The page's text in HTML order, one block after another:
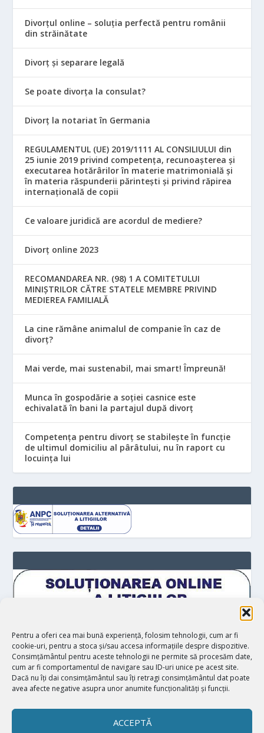
Pentru a oferi cea mai bună experiență, folosim tehnologii, cum ar fi
cookie-uri, pentru a stoca și/sau accesa informațiile despre dispozitive.
Consimțământul pentru aceste tehnologii ne permite să procesăm date,
cum ar fi comportamentul de navigare sau ID-uri unice pe acest site.
Dacă nu îți dai consimțământul sau îți retragi consimțământul dat poate
avea afecte negative asupra unor anumite funcționalități și funcții.
ACCEPTĂ
Divorțul online – soluția perfectă pentru românii
din străinătate
Divorț și separare legală
Se poate divorța la consulat?
Divorț la notariat în Germania
REGULAMENTUL (UE) 2019/1111 AL CONSILIULUI din
25 iunie 2019 privind competența, recunoașterea și
executarea hotărârilor în materie matrimonială și
în materia răspunderii părintești și privind răpirea
internațională de copii
Ce valoare juridică are acordul de mediere?
Divorț online 2023
RECOMANDAREA NR. (98) 1 A COMITETULUI
MINIŞTRILOR CĂTRE STATELE MEMBRE PRIVIND
MEDIEREA FAMILIALĂ
La cine rămâne animalul de companie în caz de
divorț?
Mai verde, mai sustenabil, mai smart! Împreună!
Munca în gospodărie a soției casnice este
echivalată în bani la partajul după divorț
Competența pentru divorț se stabilește în funcție
de ultimul domiciliu al pârâtului, nu în raport cu
locuinţa lui